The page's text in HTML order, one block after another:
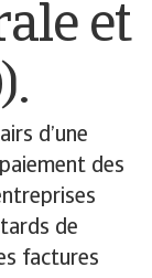
et
d’une
des
de
factures